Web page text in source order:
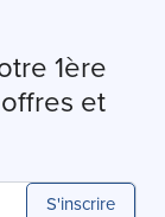
1ère
et
S'inscrire